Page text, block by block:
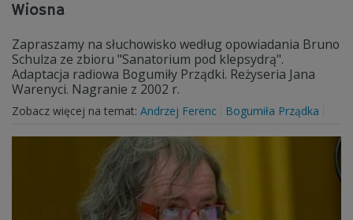
Wiosna
Zapraszamy na słuchowisko według opowiadania Bruno
Schulza ze zbioru "Sanatorium pod klepsydrą".
Adaptacja radiowa Bogumiły Prządki. Reżyseria Jana
Warenyci. Nagranie z 2002 r.
Zobacz więcej na temat: Andrzej Ferenc Bogumiła Prządka